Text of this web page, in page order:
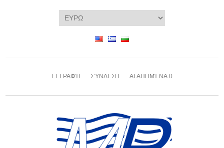
ΕΓΓΡΑΦΉ ΣΎΝΔΕΣΗ ΑΓΑΠΗΜΈΝΑ 0